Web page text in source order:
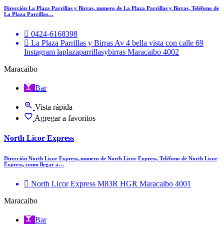
Dirección La Plaza Parrillas y Birras, numero de La Plaza Parrillas y Birras, Teléfono de
La Plaza Parrillas…
0424-6168398
La Plaza Parrillas y Birras Av 4 bella vista con calle 69
Instagram laplazaparrillasybirras Maracaibo 4002
Maracaibo
Bar
Vista rápida
Agregar a favoritos
North Licor Express
Dirección North Licor Express, numero de North Licor Express, Teléfono de North Licor
Express, como llegar a…
North Licor Express M83R HGR Maracaibo 4001
Maracaibo
Bar